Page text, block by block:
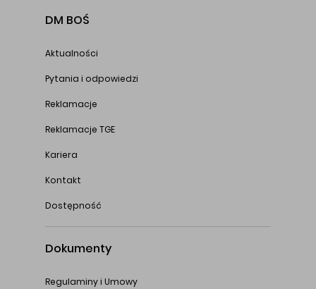
DM BOŚ
Aktualności
Pytania i odpowiedzi
Reklamacje
Reklamacje TGE
Kariera
Kontakt
Dostępność
Dokumenty
Regulaminy i Umowy